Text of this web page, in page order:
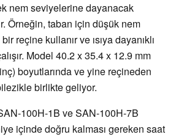
nem seviyelerine dayanacak
Örneğin, taban için düşük nem
reçine kullanır ve ısıya dayanıklı
Model 40.2 x 35.4 x 12.9 mm
boyutlarında ve yine reçineden
birlikte geliyor.
100H-1B ve SAN-100H-7B
içinde doğru kalması gereken saat